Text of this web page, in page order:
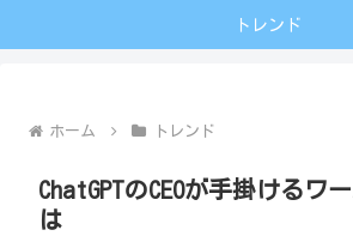
トレンド
ホーム トレンド
ChatGPTのCEOが手掛けるワ
は